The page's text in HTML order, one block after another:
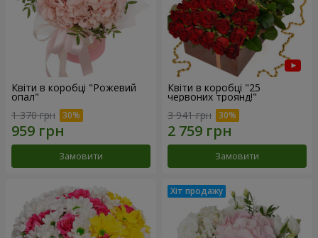
Квіти в коробці "Рожевий
опал"
1 370 грн
Замовити
Квіти в коробці "25
червоних троянд!"
3 941 грн
Замовити